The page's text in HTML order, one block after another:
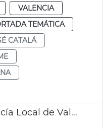
VALENCIA
TEMÁTICA
CATALÁ
Premio FEMP a la Policía Local de València por buenas prácticas contra la violencia de género